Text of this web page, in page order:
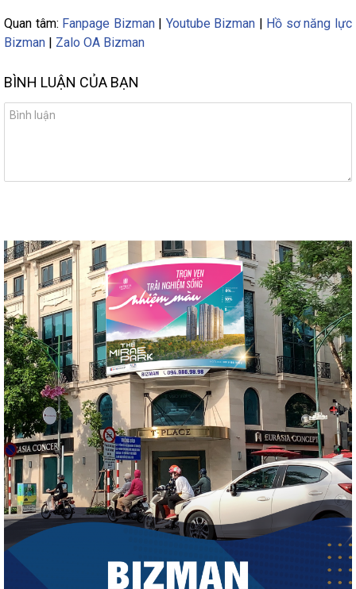
Quan tâm: Fanpage Bizman| Youtube Bizman
Hồ sơ năng lực
Bizman
Zalo OA Bizman
BÌNH LUẬN CỦA BẠN